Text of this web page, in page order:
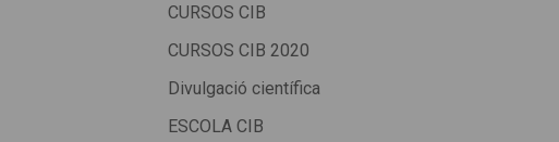
CURSOS CIB
CURSOS CIB 2020
Divulgació científica
ESCOLA CIB